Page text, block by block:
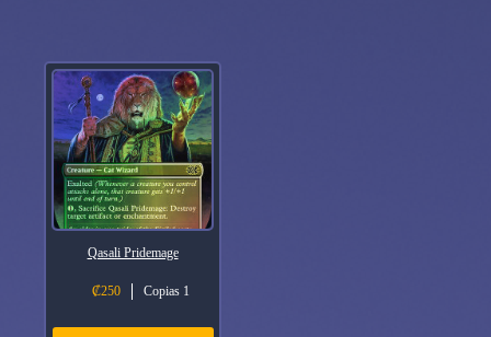
Qasali Pridemage
₡250 Copias 1